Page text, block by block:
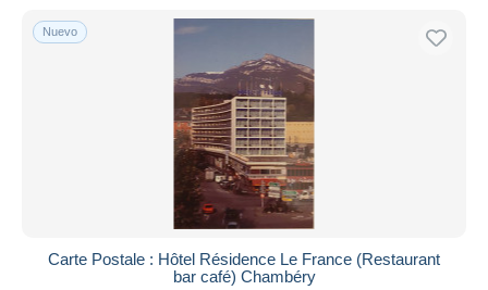
Nuevo
Carte Postale : Hôtel Résidence Le France (Restaurant
bar café) Chambéry